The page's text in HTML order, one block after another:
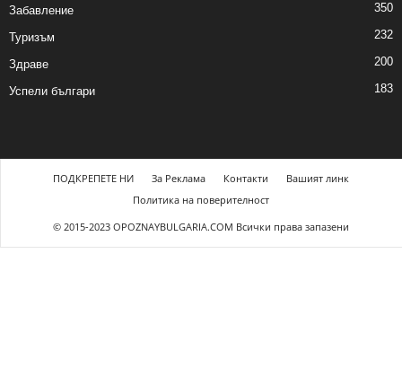
Забавление 350
Туризъм 232
Здраве 200
Успели българи 183
ПОДКРЕПЕТЕ НИ За Реклама Контакти
Вашият линк
Политика на поверителност
© 2015-2023 OPOZNAYBULGARIA.COM Всички права запазени